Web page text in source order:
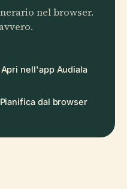
nel browser.
Apri nell'app Audiala
Pianifica dal browser